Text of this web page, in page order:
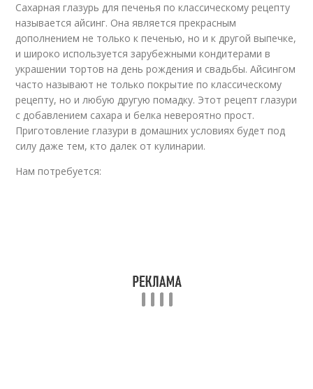
Сахарная глазурь для печенья по классическому рецепту
называется айсинг. Она является прекрасным
дополнением не только к печенью, но и к другой выпечке,
и широко используется зарубежными кондитерами в
украшении тортов на день рождения и свадьбы. Айсингом
часто называют не только покрытие по классическому
рецепту, но и любую другую помадку. Этот рецепт глазури
с добавлением сахара и белка невероятно прост.
Приготовление глазури в домашних условиях будет под
силу даже тем, кто далек от кулинарии.
Нам потребуется: